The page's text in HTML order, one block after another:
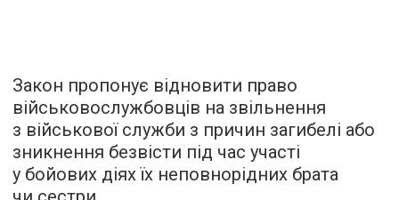
Закон пропонує відновити право
військовослужбовців на звільнення
з військової служби з причин загибелі або
зникнення безвісти під час участі
у бойових діях їх неповнорідних брата